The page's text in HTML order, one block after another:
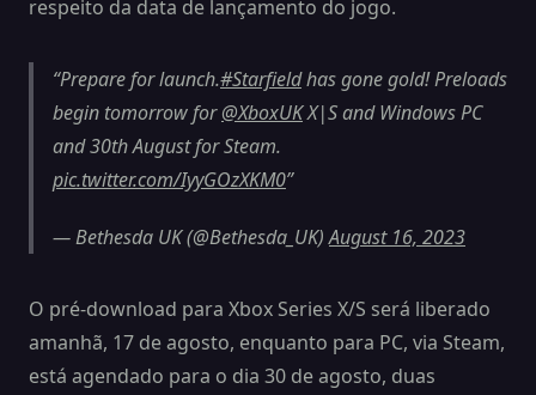
respeito da data de lançamento do jogo.
Prepare for launch.#Starfieldhas gone gold! Preloads
begin tomorrow for@XboxUKX|S and Windows PC
and 30th August for Steam.
pic.twitter.com/IyyGOzXKM0
— Bethesda UK (@Bethesda_UK)August 16, 2023
O pré-download para Xbox Series X/S será liberado
amanhã, 17 de agosto, enquanto para PC, via Steam,
está agendado para o dia 30 de agosto, duas